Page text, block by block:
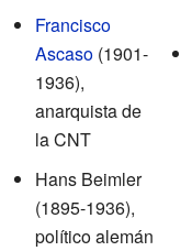
Francisco
Ascaso (1901-
1936),
anarquista de
la CNT
Hans Beimler
(1895-1936),
político alemán